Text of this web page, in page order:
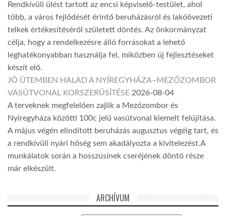
Rendkívüli ülést tartott az encsi képviselő-testület, ahol
több, a város fejlődését érintő beruházásról és lakóövezeti
telkek értékesítéséről született döntés. Az önkormányzat
célja, hogy a rendelkezésre álló forrásokat a lehető
leghatékonyabban használja fel, miközben új fejlesztéseket
készít elő.
JÓ ÜTEMBEN HALAD A NYÍREGYHÁZA–MEZŐZOMBOR
VASÚTVONAL KORSZERŰSÍTÉSE 2026-08-04
A terveknek megfelelően zajlik a Mezőzombor és
Nyíregyháza közötti 100c jelű vasútvonal kiemelt felújítása.
A május végén elindított beruházás augusztus végéig tart, és
a rendkívüli nyári hőség sem akadályozta a kivitelezést.A
munkálatok során a hosszúsínek cseréjének döntő része
már elkészült.
ARCHÍVUM